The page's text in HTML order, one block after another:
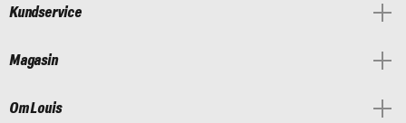
Kundservice
Magasin
Om Louis